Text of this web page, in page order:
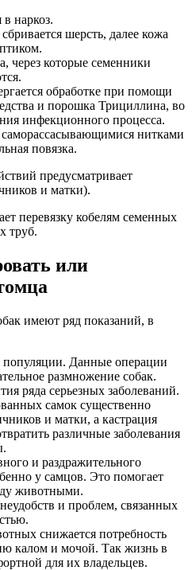
наркоз.
шерсть, далее кожа
через которые семенники
обработке при помощи
и порошка Трициллина, во
инфекционного процесса.
саморассасывающимися нитками
повязка.
предусматривает
и матки).
перевязку кобелям семенных
труб.
или
имеют ряд показаний, в
популяции. Данные операции
размножение собак.
ряда серьезных заболеваний.
самок существенно
и матки, а кастрация
различные заболевания
и раздражительного
у самцов. Это помогает
животными.
и проблем, связанных
снижается потребность
калом и мочой. Так жизнь в
для их владельцев.